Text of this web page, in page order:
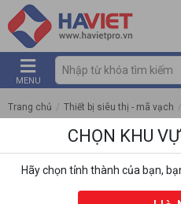
MENU
Trang chủ / Thiết bị siêu thị - mã vạch /
CHỌN KHU
Hãy chọn tỉnh thành của bạn,